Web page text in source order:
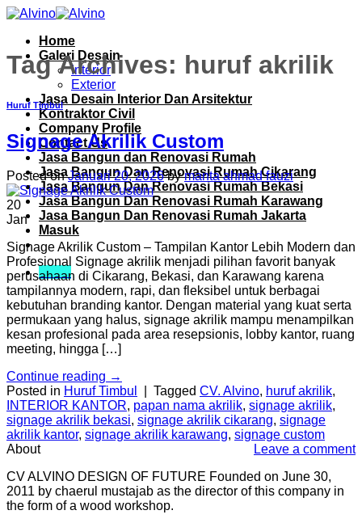
Skip
contentHome
Galeri Desain
Interior
Exterior
Jasa Desain Interior Dan Arsitektur
Kontraktor Civil
Company Profile
Contact Us
Jasa Bangun dan Renovasi Rumah
Jasa Bangun Dan Renovasi Rumah Cikarang
Jasa Bangun Dan Renovasi Rumah Bekasi
Jasa Bangun Dan Renovasi Rumah Karawang
Jasa Bangun Dan Renovasi Rumah Jakarta
Masuk
Menu
Tag Archives: huruf akrilik
Huruf Timbul
Signage Akrilik Custom
Posted onJanuari 20, 2026 bymanta ahmad fauzi
20
Jan
Signage Akrilik Custom – Tampilan Kantor Lebih Modern dan
Profesional Signage akrilik menjadi pilihan favorit banyak
perusahaan di Cikarang, Bekasi, dan Karawang karena
tampilannya modern, rapi, dan fleksibel untuk berbagai
kebutuhan branding kantor. Dengan material yang kuat serta
permukaan yang halus, signage akrilik mampu menampilkan
kesan profesional pada area resepsionis, lobby kantor, ruang
meeting, hingga […]
Continue reading →
Posted in Huruf Timbul Tagged CV. Alvino, huruf akrilik,
INTERIOR KANTOR, papan nama akrilik, signage akrilik,
signage akrilik bekasi, signage akrilik cikarang, signage
akrilik kantor, signage akrilik karawang, signage custom
Leave a comment
About
CV ALVINO DESIGN OF FUTURE Founded on June 30,
2011 by chaerul mustajab as the director of this company in
the form of a wood workshop.